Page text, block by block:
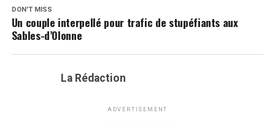
DON'T MISS
Un couple interpellé pour trafic de stupéfiants aux
Sables-d’Olonne
La Rédaction
ADVERTISEMENT